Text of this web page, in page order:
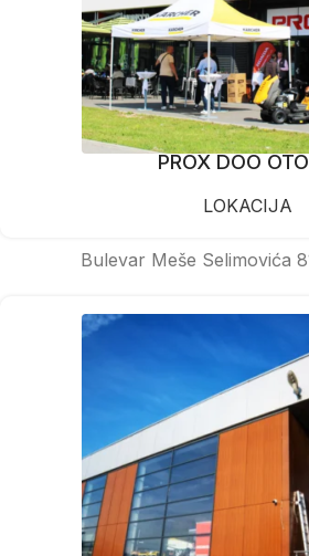
PROX DOO
LOKACIJA
Bulevar Meše Selimovića